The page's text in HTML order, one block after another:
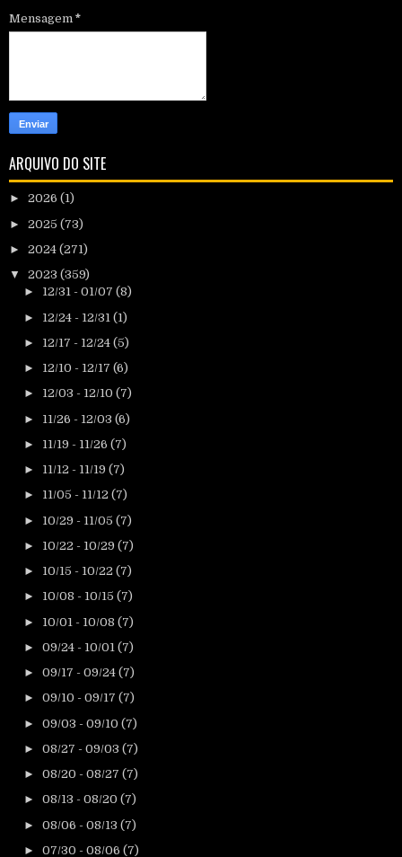
Mensagem *
ARQUIVO DO SITE
► 2026 (1)
► 2025 (73)
► 2024 (271)
▼ 2023 (359)
► 12/31 - 01/07 (8)
► 12/24 - 12/31 (1)
► 12/17 - 12/24 (5)
► 12/10 - 12/17 (6)
► 12/03 - 12/10 (7)
► 11/26 - 12/03 (6)
► 11/19 - 11/26 (7)
► 11/12 - 11/19 (7)
► 11/05 - 11/12 (7)
► 10/29 - 11/05 (7)
► 10/22 - 10/29 (7)
► 10/15 - 10/22 (7)
► 10/08 - 10/15 (7)
► 10/01 - 10/08 (7)
► 09/24 - 10/01 (7)
► 09/17 - 09/24 (7)
► 09/10 - 09/17 (7)
► 09/03 - 09/10 (7)
► 08/27 - 09/03 (7)
► 08/20 - 08/27 (7)
► 08/13 - 08/20 (7)
► 08/06 - 08/13 (7)
► 07/30 - 08/06 (7)